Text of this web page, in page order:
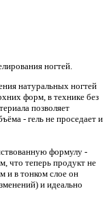
ногтей.
натуральных ногтей
форм, в технике без
позволяет
- гель не проседает и
формулу -
что теперь продукт не
и в тонком слое он
и идеально